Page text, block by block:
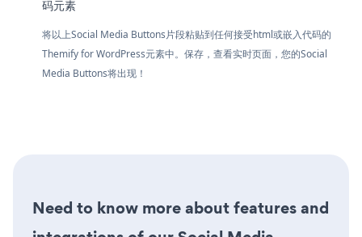
码元素
将以上Social Media Buttons片段粘贴到任何接受html或嵌入代码的
Themify for WordPress元素中。保存，查看实时页面，您的Social
Media Buttons将出现！
Need to know more about features and